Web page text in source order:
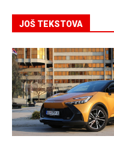
JOŠ TEKSTOVA